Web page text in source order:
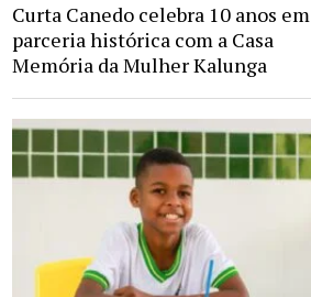
Curta Canedo celebra 10 anos em
parceria histórica com a Casa
Memória da Mulher Kalunga